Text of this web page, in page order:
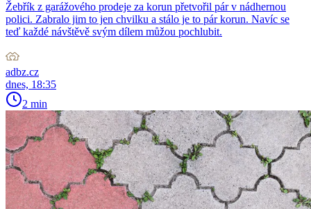
Žebřík z garážového prodeje za korun přetvořil pár v nádhernou
polici. Zabralo jim to jen chvilku a stálo je to pár korun. Navíc se
teď každé návštěvě svým dílem můžou pochlubit.
adbz.cz
dnes, 18:35
2 min